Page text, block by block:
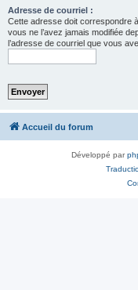
Adresse de courriel :
Cette adresse doit correspondre
vous ne l’avez jamais modifiée
l’adresse de courriel que vous
Accueil du forum
Développé par